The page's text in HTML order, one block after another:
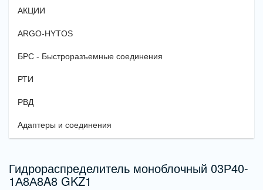
АКЦИИ
ARGO-HYTOS
БРС - Быстроразъемные соединения
РТИ
РВД
Адаптеры и соединения
Гидрораспределитель моноблочный 03Р40-
1А8А8A8 GKZ1